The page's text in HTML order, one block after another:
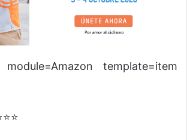
template=item